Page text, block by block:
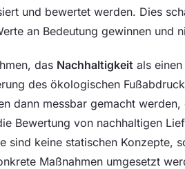
und bewertet werden. Dies
an Bedeutung gewinnen und
das Nachhaltigkeit als
des ökologischen
dann messbar gemacht
Bewertung von nachhaltigen
sind keine statischen Konzepte,
Maßnahmen umgesetzt